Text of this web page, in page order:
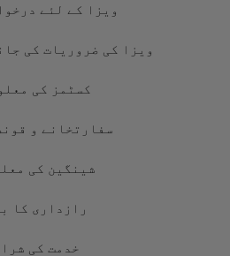
ویزا کے لئے
ویزا کی ضروریات کی
کسٹمز کی
سفارتخانے و
شینگین کی
رازداری کا
خدمت کی